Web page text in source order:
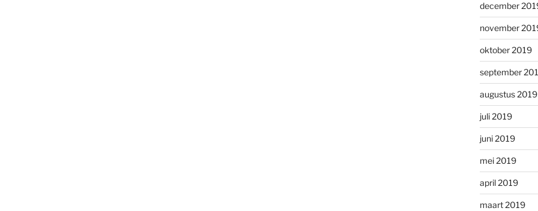
december
november
oktober 2019
september
augustus 2019
juli 2019
juni 2019
mei 2019
april 2019
maart 2019